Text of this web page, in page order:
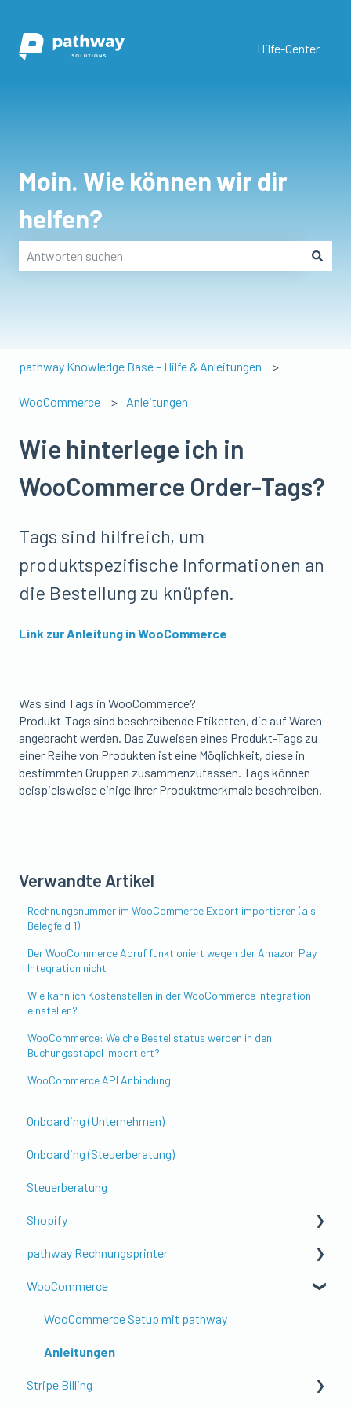
Hilfe-Center
Moin. Wie können wir dir
helfen?
pathway Knowledge Base – Hilfe & Anleitungen
WooCommerce Anleitungen
Wie hinterlege ich in
WooCommerce Order-Tags?
Tags sind hilfreich, um
produktspezifische Informationen an
die Bestellung zu knüpfen.
Link zur Anleitung in WooCommerce
Was sind Tags in WooCommerce?
Produkt-Tags sind beschreibende Etiketten, die auf Waren
angebracht werden. Das Zuweisen eines Produkt-Tags zu
einer Reihe von Produkten ist eine Möglichkeit, diese in
bestimmten Gruppen zusammenzufassen. Tags können
beispielsweise einige Ihrer Produktmerkmale beschreiben.
Verwandte Artikel
Rechnungsnummer im WooCommerce Export importieren (als
Belegfeld 1)
Der WooCommerce Abruf funktioniert wegen der Amazon Pay
Integration nicht
Wie kann ich Kostenstellen in der WooCommerce Integration
einstellen?
WooCommerce: Welche Bestellstatus werden in den
Buchungsstapel importiert?
WooCommerce API Anbindung
Onboarding (Unternehmen)
Onboarding (Steuerberatung)
Steuerberatung
Shopify
Erste Schritte & Einrichtung
Kontierung & Buchungslogik
Shopify POS (Point of Sale)
Steuern, Währung & Ausland
Gutscheine, Rabatte & Zusatzfeatures
pathway Rechnungsprinter
Get to know pathway Rechnungsprinter
Setup der Rechnung
Setup Rechnungsversand
Individualisierung
WooCommerce
WooCommerce Setup mit pathway
Anleitungen
Stripe Billing